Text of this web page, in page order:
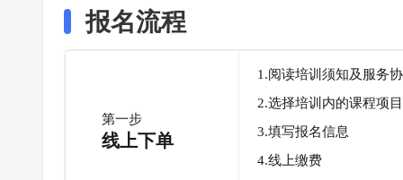
报名流程
第一步
线上下单
1.阅读培训须知及服务
2.选择培训内的课程项目
3.填写报名信息
4.线上缴费